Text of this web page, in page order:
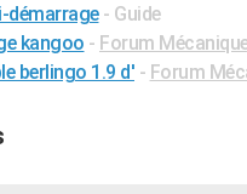
démarrage - Guide
kangoo - Forum
berlingo 1.9 d' - Forum